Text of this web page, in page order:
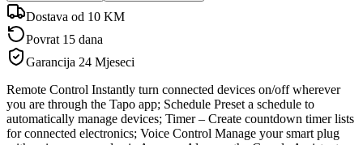
Dostava od 10 KM
Povrat 15 dana
Garancija 24 Mjeseci
Remote Control Instantly turn connected devices on/off wherever
you are through the Tapo app; Schedule Preset a schedule to
automatically manage devices; Timer – Create countdown timer lists
for connected electronics; Voice Control Manage your smart plug